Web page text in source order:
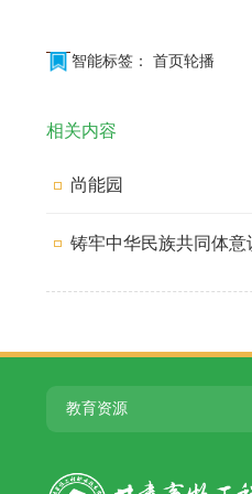
图集介绍
智能标签： 首页轮播
相关内容
铸牢中华民族共同